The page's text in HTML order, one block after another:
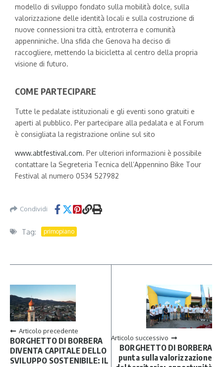
modello di sviluppo fondato sulla mobilità dolce, sulla
valorizzazione delle identità locali e sulla costruzione di
nuove connessioni tra città, entroterra e comunità
appenniniche. Una sfida che Genova ha deciso di
raccogliere, mettendo la bicicletta al centro della propria
visione di futuro.
COME PARTECIPARE
Tutte le pedalate istituzionali e gli eventi sono gratuiti e
aperti al pubblico. Per partecipare alla pedalata e al Forum
è consigliata la registrazione online sul sito
www.abtfestival.com. Per ulteriori informazioni è possibile
contattare la Segreteria Tecnica dell’Appennino Bike Tour
Festival al numero 0534 527982
Condividi
Tag: primopiano
Articolo precedente
BORGHETTO DI BORBERA
DIVENTA CAPITALE DELLO
SVILUPPO SOSTENIBILE: IL
Articolo successivo
BORGHETTO DI BORBERA
punta sulla valorizzazione